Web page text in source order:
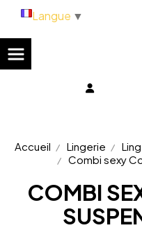
Accueil Lingerie
Combi sexy
COMBI
Langue ▼